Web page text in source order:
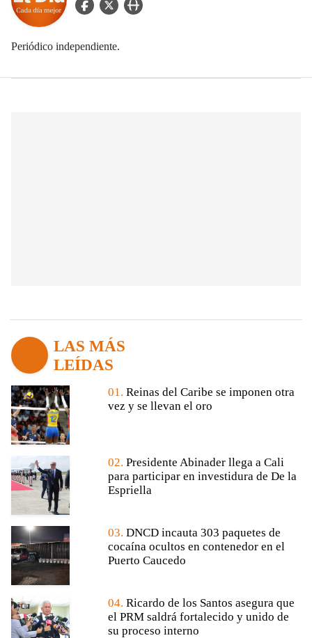
facebook Icon
twitter Iconuser_url Icon
Periódico independiente.
LAS MÁS
LEÍDAS
01. Reinas del Caribe se imponen otra
vez y se llevan el oro
02. Presidente Abinader llega a Cali
para participar en investidura de De la
Espriella
03. DNCD incauta 303 paquetes de
cocaína ocultos en contenedor en el
Puerto Caucedo
04. Ricardo de los Santos asegura que
el PRM saldrá fortalecido y unido de
su proceso interno